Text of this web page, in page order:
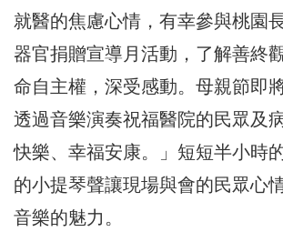
就醫的焦慮心情，有幸參與桃園
器官捐贈宣導月活動，了解善終
命自主權，深受感動。母親節即
透過音樂演奏祝福醫院的民眾及
快樂、幸福安康。」短短半小時
的小提琴聲讓現場與會的民眾心
音樂的魅力。